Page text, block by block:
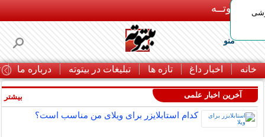
بـیتوتــه
منو
خانه اخبار داغ تازه ها تبلیغات در بیتوته درباره ما
آخرین اخبار علمی
کدام استابلایزر برای ویلای من مناسب است؟
بیشتر